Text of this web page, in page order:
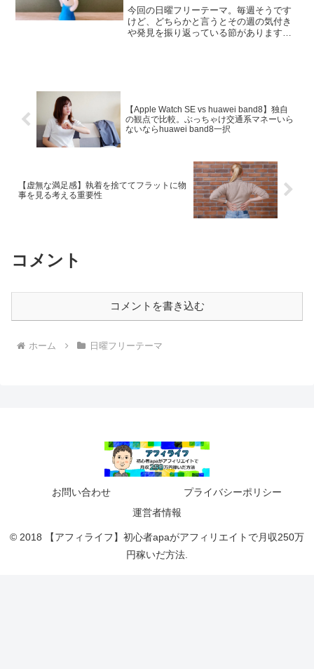
ターネット切り替えを営業する話
今回の日曜フリーテーマ。毎週そうです
けど、どちらかと言うとその週の気付き
や発見を振り返っている節があります。
【Apple Watch SE vs huawei band8】独自
の観点で比較。ぶっちゃけ交通系マネーいら
ないならhuawei band8一択
【虚無な満足感】執着を捨ててフラットに物
事を見る考える重要性
コメント
コメントを書き込む
ホーム 日曜フリーテーマ
お問い合わせ
プライバシーポリシー
運営者情報
© 2018 【アフィライフ】初心者apaがアフィリエイトで月収250万
円稼いだ方法.